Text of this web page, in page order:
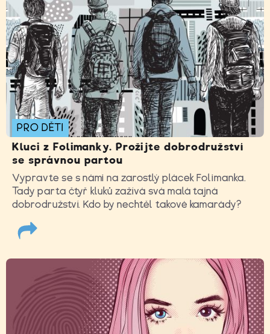
PRO DĚTI
Kluci z Folimanky. Prožijte dobrodružství
se správnou partou
Vypravte se s námi na zarostlý plácek Folimanka.
Tady parta čtyř kluků zažívá svá malá tajná
dobrodružství. Kdo by nechtěl takové kamarády?